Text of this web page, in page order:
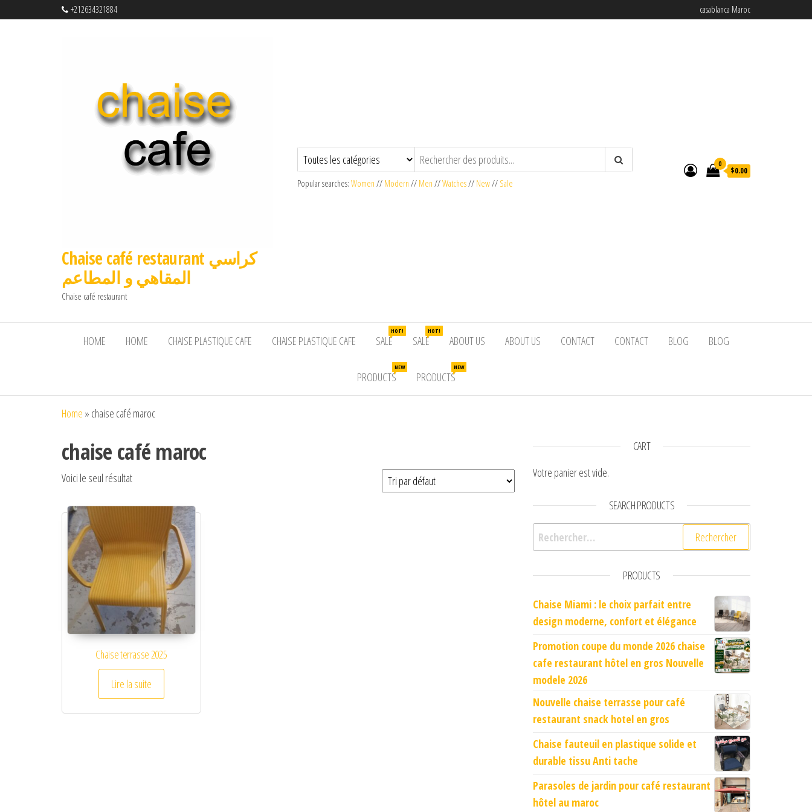
+212634321884 casablanca Maroc
Chaise café restaurant كراسي
المقاهي و المطاعم
Chaise café restaurant
Popular searches: Women // Modern // Men //Watches// New// Sale
0
$0.00
HOME HOME CHAISE PLASTIQUE CAFE CHAISE PLASTIQUE CAFE SALE
HOT!
SALE
HOT!
ABOUT US ABOUT US CONTACT CONTACT BLOG BLOG
PRODUCTS
NEW
PRODUCTS
NEW
Home » chaise café maroc
chaise café maroc
Voici le seul résultat
Chaise terrasse 2025
Lire la suite
CART
Votre panier est vide.
SEARCH PRODUCTS
Rechercher :
PRODUCTS
Chaise Miami : le choix parfait entre
design moderne, confort et élégance
Promotion coupe du monde 2026 chaise
cafe restaurant hôtel en gros Nouvelle
modele 2026
Nouvelle chaise terrasse pour café
restaurant snack hotel en gros
Chaise fauteuil en plastique solide et
durable tissu Anti tache
Parasoles de jardin pour café restaurant
hôtel au maroc